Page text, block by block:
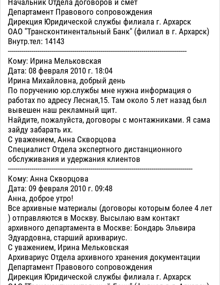
Начальник Отдела договоров и смет
Департамент Правового сопровождения
Дирекция Юридической службы филиала г. Архарск
ОАО "Трансконтинентальный Банк" (филиал в г. Архарск)
Внутр.тел: 14143
-------------------------------------------------------------------------------------------
Кому: Ирина Мельковская
Дата: 08 февраля 2010 г. 18:04
Ирина Михайловна, добрый день
По поручению юр.службы мне нужна информация о
работах по адресу Лесная,15. Там около 5 лет назад был
вывешен наш рекламный щит.
Найдите, пожалуйста, договоры с монтажниками. Я сама
зайду забарать их.
С уважением, Анна Скворцова
Специалист Отдела экспертного дистанционного
обслуживания и удержания клиентов
----------------------------------------------------------------------------------------------
Кому: Анна Скворцова
Дата: 09 февраля 2010 г. 09:48
Анна, доброе утро!
Все архивные материалы (договоры которым более 4 лет
) отправляются в Москву. Высылаю вам контакт
архивного департамента в Москве: Бондарь Эльвира
Эдуардовна, старший архивариус.
С уважением, Ирина Мельковская
Архивариус Отдела архивного хранения документации
Департамент Правового сопровождения
Дирекция Юридической службы филиала г. Архарск